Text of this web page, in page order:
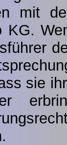
mit
KG.
sie